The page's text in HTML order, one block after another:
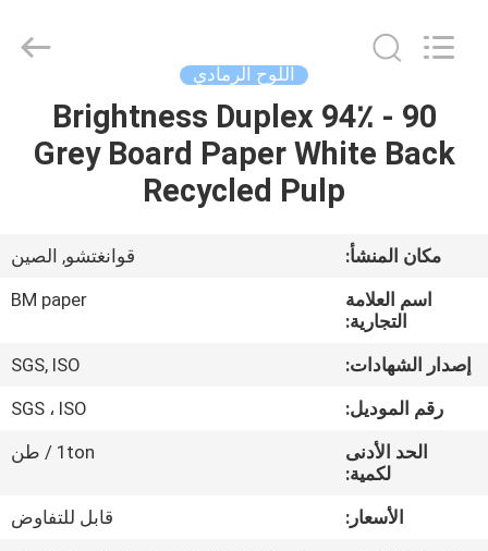
المنزل
معلومات
جولة
المصنع
مراقبة
الجودة
BMPAPER
CO.,LTD.
اللوح الرمادي
90 - 94٪ Brightness Duplex
Grey Board Paper White Back
Recycled Pulp
مكان المنشأ:
قوانغتشو, الصين
اسم العلامة
التجارية:
BM paper
إصدار الشهادات:
SGS, ISO
رقم الموديل:
SGS ، ISO
الحد الأدنى
لكمية:
1ton / طن
الأسعار:
قابل للتفاوض